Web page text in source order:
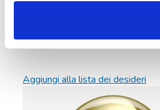
Aggiungi alla lista dei desideri